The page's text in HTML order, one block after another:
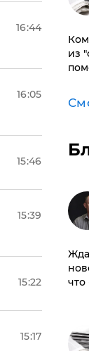
16:44
16:05
15:46
15:39
15:22
15:17
из
что